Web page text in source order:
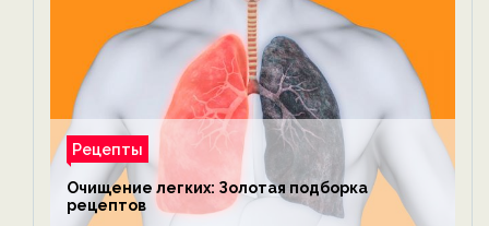
Рецепты
Очищение легких: Золотая подборка
рецептов